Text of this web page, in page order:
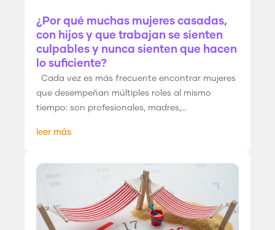
¿Por qué muchas mujeres casadas,
con hijos y que trabajan se sienten
culpables y nunca sienten que hacen
lo suficiente?
Cada vez es más frecuente encontrar mujeres
que desempeñan múltiples roles al mismo
tiempo: son profesionales, madres,...
leer más